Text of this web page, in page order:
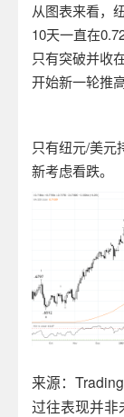
从图表来看，
10天一直在
只有突破并收
开始新一轮推
只有纽元/美元
新考虑看跌。
来源：
过往表现并非